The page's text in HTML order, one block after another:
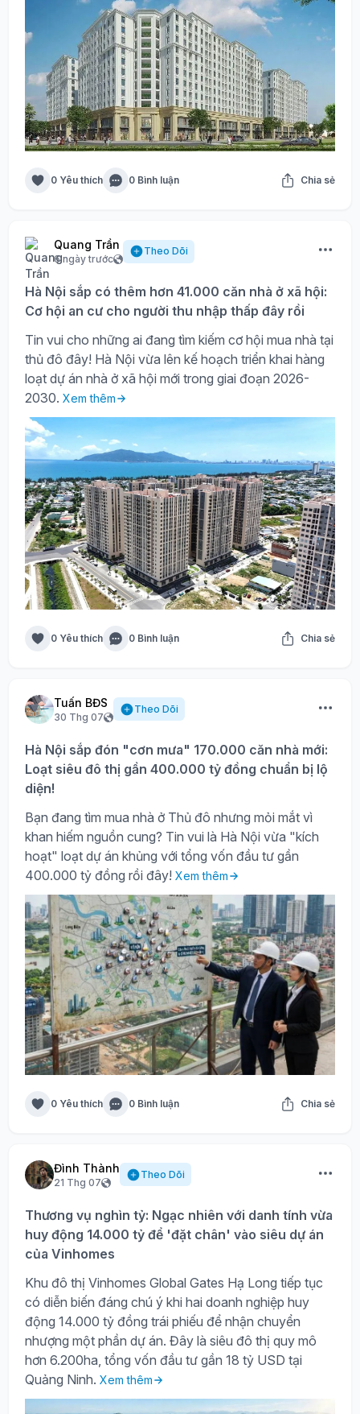
0 Yêu thích 0 Bình luận Chia sẻ
Quang Trần
6 ngày trước
Theo Dõi
Hà Nội sắp có thêm hơn 41.000 căn nhà ở xã hội:
Cơ hội an cư cho người thu nhập thấp đây rồi
Tin vui cho những ai đang tìm kiếm cơ hội mua nhà tại
thủ đô đây! Hà Nội vừa lên kế hoạch triển khai hàng
loạt dự án nhà ở xã hội mới trong giai đoạn 2026-
2030. Xem thêm
0 Yêu thích 0 Bình luận Chia sẻ
Tuấn BĐS
30 Thg 07
Theo Dõi
Hà Nội sắp đón "cơn mưa" 170.000 căn nhà mới:
Loạt siêu đô thị gần 400.000 tỷ đồng chuẩn bị lộ
diện!
Bạn đang tìm mua nhà ở Thủ đô nhưng mỏi mắt vì
khan hiếm nguồn cung? Tin vui là Hà Nội vừa "kích
hoạt" loạt dự án khủng với tổng vốn đầu tư gần
400.000 tỷ đồng rồi đây! Xem thêm
0 Yêu thích 0 Bình luận Chia sẻ
Đình Thành
21 Thg 07
Theo Dõi
Thương vụ nghìn tỷ: Ngạc nhiên với danh tính vừa
huy động 14.000 tỷ để 'đặt chân' vào siêu dự án
của Vinhomes
Khu đô thị Vinhomes Global Gates Hạ Long tiếp tục
có diễn biến đáng chú ý khi hai doanh nghiệp huy
động 14.000 tỷ đồng trái phiếu để nhận chuyển
nhượng một phần dự án. Đây là siêu đô thị quy mô
hơn 6.200ha, tổng vốn đầu tư gần 18 tỷ USD tại
Quảng Ninh. Xem thêm